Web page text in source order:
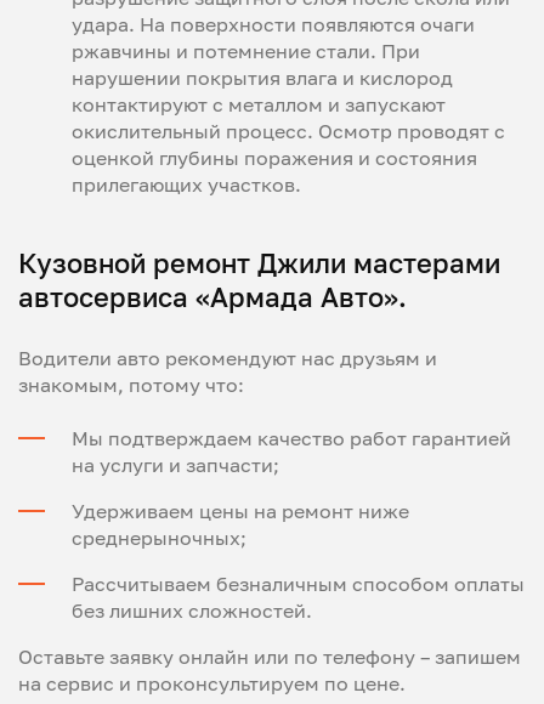
удара. На поверхности появляются очаги
ржавчины и потемнение стали. При
нарушении покрытия влага и кислород
контактируют с металлом и запускают
окислительный процесс. Осмотр проводят с
оценкой глубины поражения и состояния
прилегающих участков.
Кузовной ремонт Джили мастерами
автосервиса «Армада Авто».
Водители авто рекомендуют нас друзьям и
знакомым, потому что:
Мы подтверждаем качество работ гарантией
на услуги и запчасти;
Удерживаем цены на ремонт ниже
среднерыночных;
Рассчитываем безналичным способом оплаты
без лишних сложностей.
Оставьте заявку онлайн или по телефону – запишем
на сервис и проконсультируем по цене.